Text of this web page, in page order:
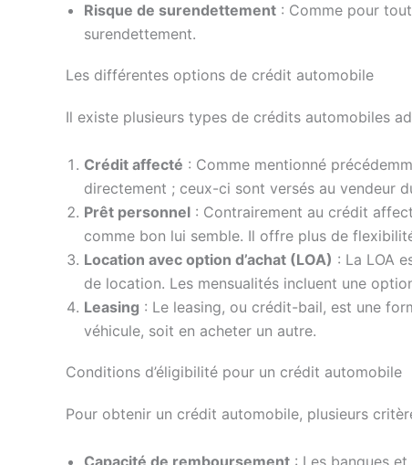
Risque de surendettement : Comme pour
surendettement.
Les différentes options de crédit automobile
Il existe plusieurs types de crédits automobiles
Crédit affecté : Comme mentionné
directement ; ceux-ci sont versés au vendeur
Prêt personnel : Contrairement au crédit
comme bon lui semble. Il offre plus de
Location avec option d’achat (LOA) : La LOA
de location. Les mensualités incluent une
Leasing : Le leasing, ou crédit-bail, est une
véhicule, soit en acheter un autre.
Conditions d’éligibilité pour un crédit automobile
Pour obtenir un crédit automobile, plusieurs
Capacité de remboursement : Les banques